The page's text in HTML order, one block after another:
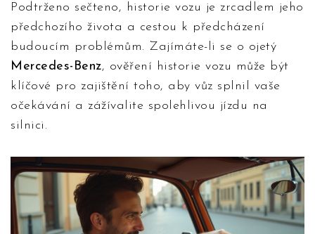
Podtrženo sečteno, historie vozu je zrcadlem jeho
předchozího života a cestou k předcházení
budoucím problémům. Zajímáte-li se o ojetý
Mercedes-Benz, ověření historie vozu může být
klíčové pro zajištění toho, aby vůz splnil vaše
očekávání a zážívalite spolehlivou jízdu na
silnici.